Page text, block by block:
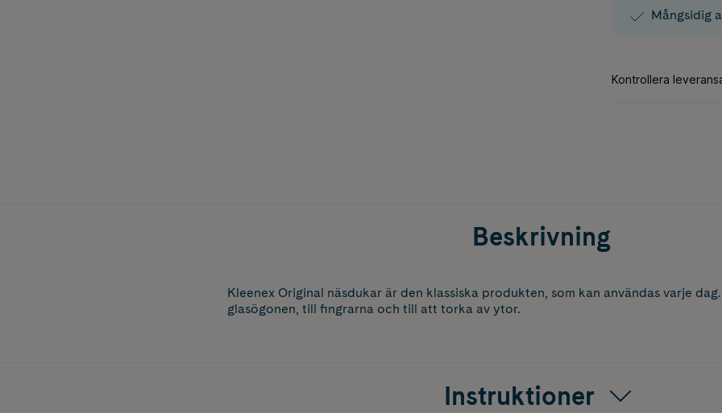
Mångsidig
Beskrivning
Kleenex Original näsdukar är den klassiska produkten, som kan användas varje
glasögonen, till fingrarna och till att torka av ytor.
Instruktioner